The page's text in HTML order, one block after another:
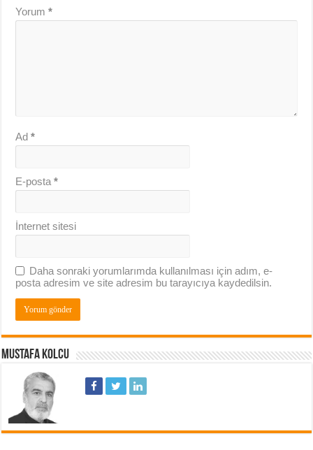
Yorum*
Ad*
E-posta*
İnternet sitesi
Daha sonraki yorumlarımda kullanılması için adım, e-
posta adresim ve site adresim bu tarayıcıya kaydedilsin.
MUSTAFA KOLCU